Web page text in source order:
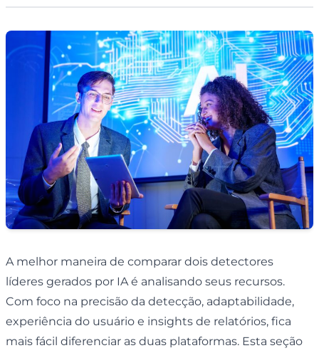
A melhor maneira de comparar dois detectores
líderes gerados por IA é analisando seus recursos.
Com foco na precisão da detecção, adaptabilidade,
experiência do usuário e insights de relatórios, fica
mais fácil diferenciar as duas plataformas. Esta seção